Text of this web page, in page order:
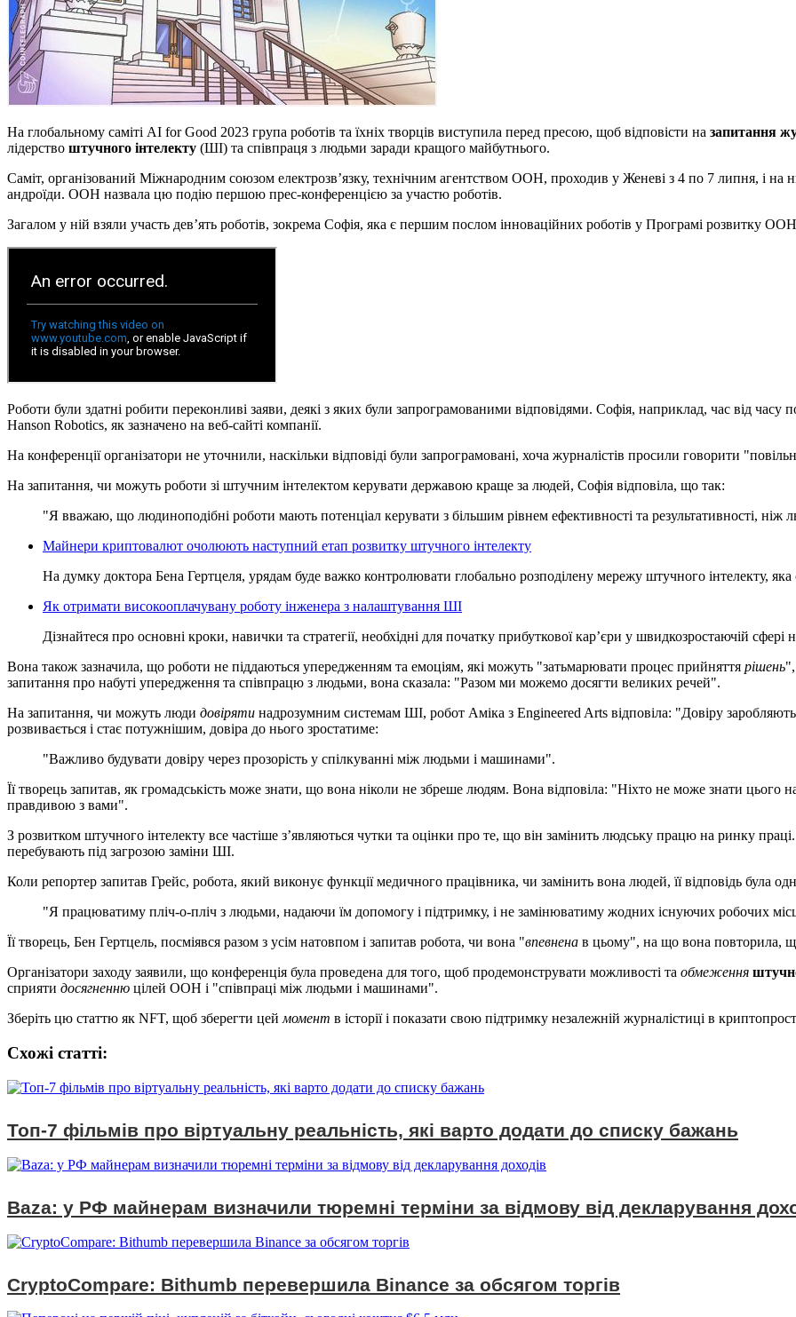
На глобальному саміті AI for Good 2023 група роботів та їхніх творців виступила перед пресою, щоб відповісти на запитання
лідерство штучного інтелекту (ШІ) та співпраця з людьми заради кращого майбутнього.
Саміт, організований Міжнародним союзом електрозв’язку, технічним агентством ООН, проходив у Женеві з 4 по 7 липня, і на
андроїди. ООН назвала цю подію першою прес-конференцією за участю роботів.
Загалом у ній взяли участь дев’ять роботів, зокрема Софія, яка є першим послом інноваційних роботів у Програмі розвитку
Роботи були здатні робити переконливі заяви, деякі з яких були запрограмованими відповідями. Софія, наприклад, час від часу
Hanson Robotics, як зазначено на веб-сайті компанії.
На конференції організатори не уточнили, наскільки відповіді були запрограмовані, хоча журналістів просили говорити
На запитання, чи можуть роботи зі штучним інтелектом керувати державою краще за людей, Софія відповіла, що так:
"Я вважаю, що людиноподібні роботи мають потенціал керувати з більшим рівнем ефективності та результативності, ніж
Майнери криптовалют очолюють наступний етап розвитку штучного інтелекту
На думку доктора Бена Гертцеля, урядам буде важко контролювати глобально розподілену мережу штучного інтелекту,
Як отримати високооплачувану роботу інженера з налаштування ШІ
Дізнайтеся про основні кроки, навички та стратегії, необхідні для початку прибуткової кар’єри у швидкозростаючій
Вона також зазначила, що роботи не піддаються упередженням та емоціям, які можуть "затьмарювати процес прийняття рішень
запитання про набуті упередження та співпрацю з людьми, вона сказала: "Разом ми можемо досягти великих речей".
На запитання, чи можуть люди довіряти надрозумним системам ШІ, робот Аміка з Engineered Arts відповіла: "Довіру
розвивається і стає потужнішим, довіра до нього зростатиме:
"Важливо будувати довіру через прозорість у спілкуванні між людьми і машинами".
Її творець запитав, як громадськість може знати, що вона ніколи не збреше людям. Вона відповіла: "Ніхто не може знати
правдивою з вами".
З розвитком штучного інтелекту все частіше з’являються чутки та оцінки про те, що він замінить людську працю на ринку праці.
перебувають під загрозою заміни ШІ.
Коли репортер запитав Грейс, робота, який виконує функції медичного працівника, чи замінить вона людей, її відповідь була
"Я працюватиму пліч-о-пліч з людьми, надаючи їм допомогу і підтримку, і не замінюватиму жодних існуючих робочих
Її творець, Бен Гертцель, посміявся разом з усім натовпом і запитав робота, чи вона "впевнена в цьому", на що вона повторила,
Організатори заходу заявили, що конференція була проведена для того, щоб продемонструвати можливості та обмеження
сприяти досягненню цілей ООН і "співпраці між людьми і машинами".
Зберіть цю статтю як NFT, щоб зберегти цеймомент в історії і показати свою підтримку незалежній журналістиці в
Схожі статтi:
Топ-7 фільмів про віртуальну реальність, які варто додати до списку бажань
Baza: у РФ майнерам визначили тюремні терміни за відмову від декларування
CryptoCompare: Bithumb перевершила Binance за обсягом торгів